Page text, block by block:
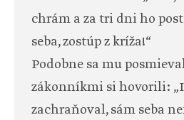
chrám a za tri dni ho
seba, zostúp z kríža!“
Podobne sa mu
zákonníkmi si hovorili:
zachraňoval, sám seba